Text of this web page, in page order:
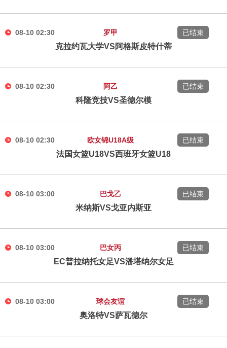
08-10 02:30 罗甲
克拉约瓦大学VS阿格斯皮特什蒂
已结束
08-10 02:30 阿乙
科隆竞技VS圣德尔模
已结束
08-10 02:30 欧女锦U18A级
法国女篮U18VS西班牙女篮U18
已结束
08-10 03:00 巴戈乙
米纳斯VS戈亚内斯亚
已结束
08-10 03:00 巴女丙
EC普拉纳托女足VS潘塔纳尔女足
已结束
08-10 03:00 球会友谊
奥洛特VS萨瓦德尔
已结束